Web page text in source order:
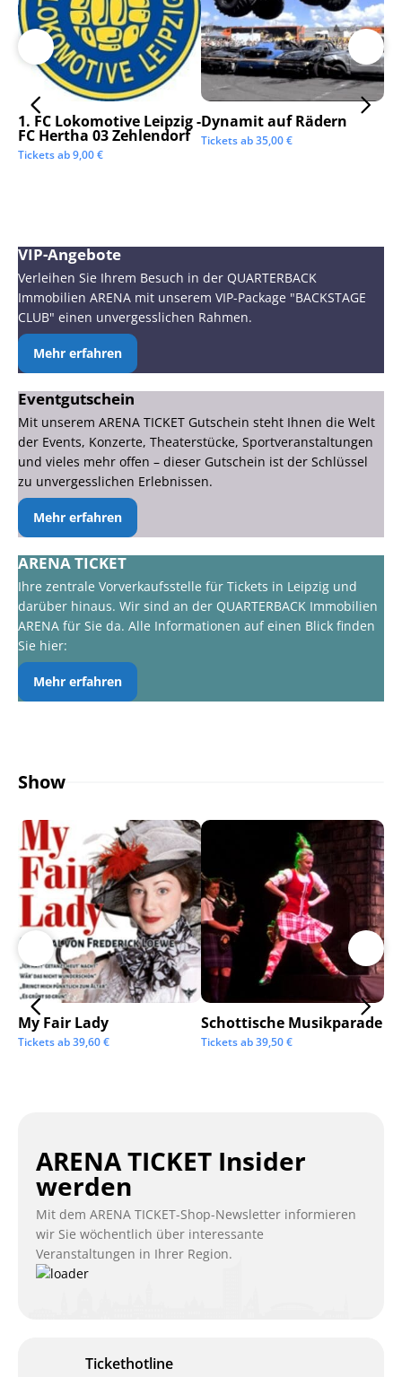
1. FC Lokomotive Leipzig -
FC Hertha 03 Zehlendorf
Tickets ab9,00€
Dynamit auf Rädern
Tickets ab35,00€
VIP-Angebote
Verleihen Sie Ihrem Besuch in der QUARTERBACK
Immobilien ARENA mit unserem VIP-Package "BACKSTAGE
CLUB" einen unvergesslichen Rahmen.
Mehr erfahren
Eventgutschein
Mit unserem ARENA TICKET Gutschein steht Ihnen die Welt
der Events, Konzerte, Theaterstücke, Sportveranstaltungen
und vieles mehr offen – dieser Gutschein ist der Schlüssel
zu unvergesslichen Erlebnissen.
Mehr erfahren
ARENA TICKET
Ihre zentrale Vorverkaufsstelle für Tickets in Leipzig und
darüber hinaus. Wir sind an der QUARTERBACK Immobilien
ARENA für Sie da. Alle Informationen auf einen Blick finden
Sie hier:
Mehr erfahren
Show
My Fair Lady
Tickets ab39,60€
Schottische Musikparade
Tickets ab39,50€
ARENA TICKET Insider
werden
Mit dem ARENA TICKET-Shop-Newsletter informieren
wir Sie wöchentlich über interessante
Veranstaltungen in Ihrer Region.
Tickethotline